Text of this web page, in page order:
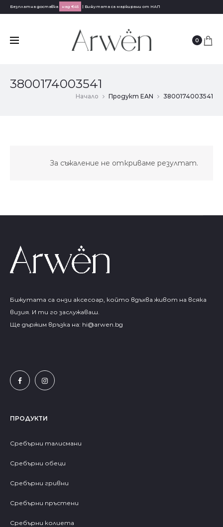
Безплатна доставка над €45 | Бижутата са маркирани от НАП
0
3800174003541
Начало Продукт EAN 3800174003541
За съжаление не откриваме резултат.
Бижутата са онзи аксесоар, който вдъхва живот на всяка
визия. И ти го заслужаваш.
Ще държим връзка на: hi@arwen.bg
ПРОДУКТИ
Сребърни талисмани
Сребърни обеци
Сребърни гривни
Сребърни пръстени
Сребърни колиета